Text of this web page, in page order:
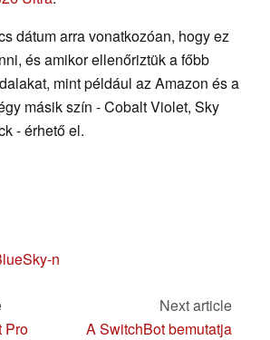
dátum arra vonatkozóan, hogy ez
és amikor ellenőriztük a főbb
mint például az Amazon és a
másik szín - Cobalt Violet, Sky
- érhető el.
n
Pro
Next article
A SwitchBot bemutatja